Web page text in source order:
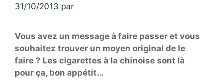
31/10/2013 par
Vous avez un message à faire passer et vous
souhaitez trouver un moyen original de le
faire ? Les cigarettes à la chinoise sont là
pour ça, bon appétit…